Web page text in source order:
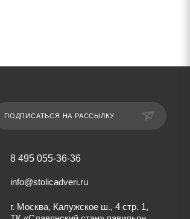
ПОДПИСАТЬСЯ НА РАССЫЛКУ
8 495 055-36-36
info@stolicadveri.ru
г. Москва, Калужское ш., 4 стр. 1,